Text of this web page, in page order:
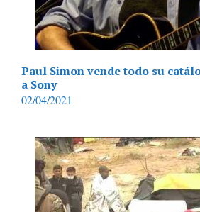
Paul Simon vende todo su
a Sony
02/04/2021